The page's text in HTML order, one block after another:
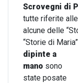
Scrovegni di
tutte riferite
alcune delle
“Storie di
dipinte a
mano sono
state posate